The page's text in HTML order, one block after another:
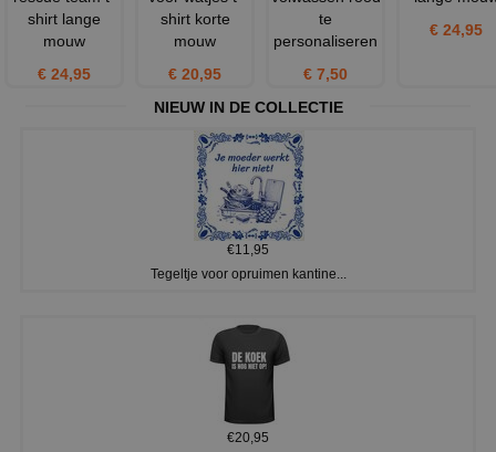
shirt lange
mouw
€ 24,95
shirt korte
mouw
€ 20,95
te
personaliseren
€ 7,50
€ 24,95
NIEUW IN DE COLLECTIE
€11,95
Tegeltje voor opruimen kantine...
€20,95